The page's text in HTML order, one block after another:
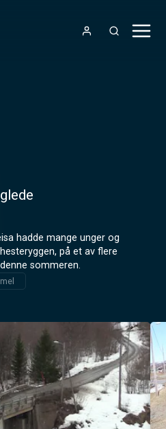
hadde mange unger og
på et av flere
sommeren.